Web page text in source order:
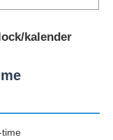
kalender
time